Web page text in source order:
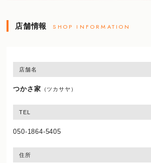
店舗情報 SHOP INFORMATION
店舗名
つかさ家 （ツカサヤ）
TEL
050-1864-5405
住所